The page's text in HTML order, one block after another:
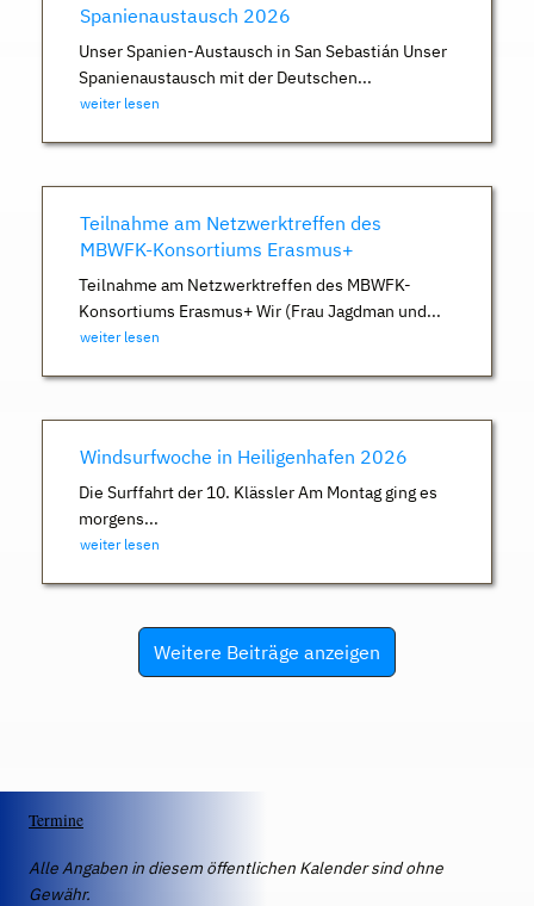
Spanienaustausch 2026
Unser Spanien-Austausch in San Sebastián Unser
Spanienaustausch mit der Deutschen...
weiter lesen
Teilnahme am Netzwerktreffen des
MBWFK-Konsortiums Erasmus+
Teilnahme am Netzwerktreffen des MBWFK-
Konsortiums Erasmus+ Wir (Frau Jagdman und...
weiter lesen
Windsurfwoche in Heiligenhafen 2026
Die Surffahrt der 10. Klässler Am Montag ging es
morgens...
weiter lesen
Weitere Beiträge anzeigen
Termine
Alle Angaben in diesem öffentlichen Kalender sind ohne
Gewähr.